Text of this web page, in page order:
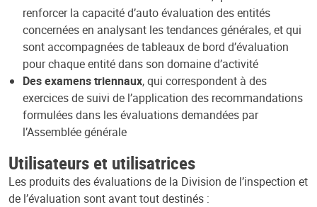
renforcer la capacité d’auto évaluation des entités
concernées en analysant les tendances générales, et qui
sont accompagnées de tableaux de bord d’évaluation
pour chaque entité dans son domaine d’activité
Des examens triennaux, qui correspondent à des
exercices de suivi de l’application des recommandations
formulées dans les évaluations demandées par
l’Assemblée générale
Utilisateurs et utilisatrices
Les produits des évaluations de la Division de l’inspection et
de l’évaluation sont avant tout destinés :